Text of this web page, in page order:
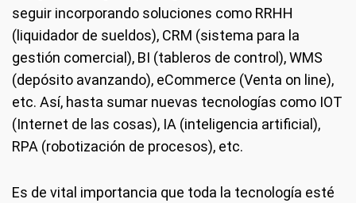
seguir incorporando soluciones como RRHH
(liquidador de sueldos), CRM (sistema para la
gestión comercial), BI (tableros de control), WMS
(depósito avanzando), eCommerce (Venta on line),
etc. Así, hasta sumar nuevas tecnologías como IOT
(Internet de las cosas), IA (inteligencia artificial),
RPA (robotización de procesos), etc.
Es de vital importancia que toda la tecnología esté